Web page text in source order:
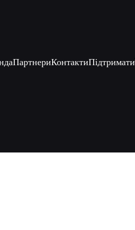
ПартнериКонтактиПідтримати